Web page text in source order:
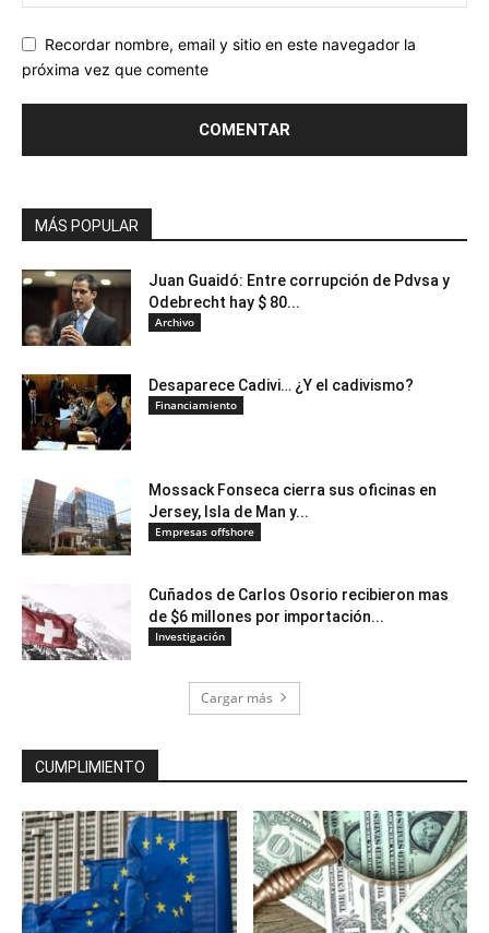
Recordar nombre, email y sitio en este navegador la
próxima vez que comente
MÁS POPULAR
Juan Guaidó: Entre corrupción de Pdvsa y
Odebrecht hay $ 80...
Archivo
Desaparece Cadivi… ¿Y el cadivismo?
Financiamiento
Mossack Fonseca cierra sus oficinas en
Jersey, Isla de Man y...
Empresas offshore
Cuñados de Carlos Osorio recibieron mas
de $6 millones por importación...
Investigación
Cargar más
CUMPLIMIENTO